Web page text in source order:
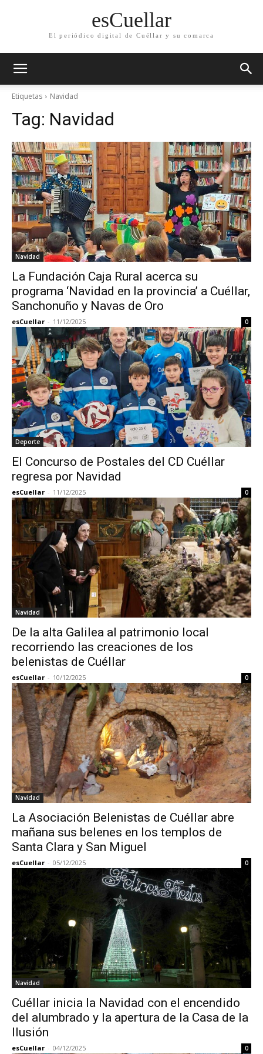
esCuellar
El periódico digital de Cuéllar y su comarca
Etiquetas Navidad
Tag: Navidad
Navidad
La Fundación Caja Rural acerca su
programa ‘Navidad en la provincia’ a Cuéllar,
Sanchonuño y Navas de Oro
esCuellar - 11/12/2025 0
Deporte
El Concurso de Postales del CD Cuéllar
regresa por Navidad
esCuellar - 11/12/2025 0
Navidad
De la alta Galilea al patrimonio local
recorriendo las creaciones de los
belenistas de Cuéllar
esCuellar - 10/12/2025 0
Navidad
La Asociación Belenistas de Cuéllar abre
mañana sus belenes en los templos de
Santa Clara y San Miguel
esCuellar - 05/12/2025 0
Navidad
Cuéllar inicia la Navidad con el encendido
del alumbrado y la apertura de la Casa de la
Ilusión
esCuellar - 04/12/2025 0